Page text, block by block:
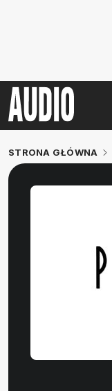
STRONA GŁÓWNA